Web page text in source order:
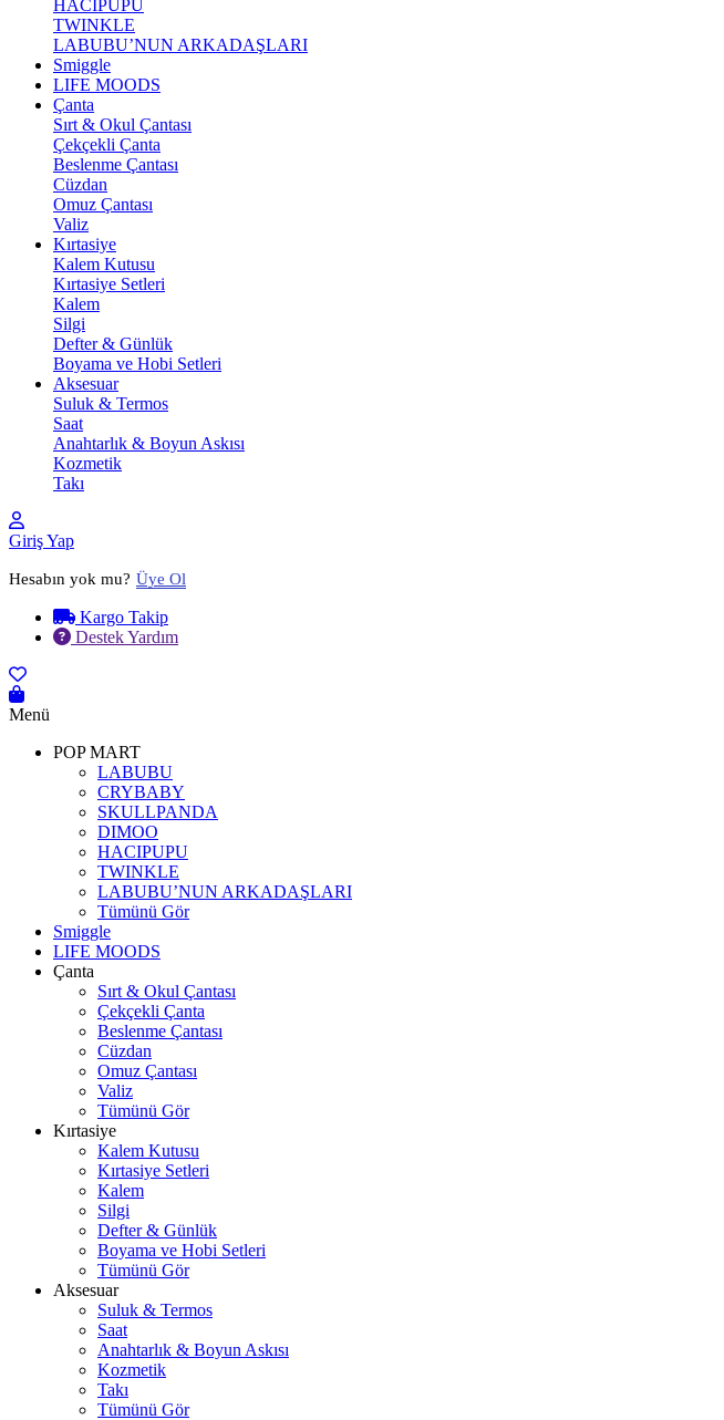
HACIPUPU
TWINKLE
LABUBU’NUN ARKADAŞLARI
Smiggle
LIFE MOODS
Çanta
Sırt & Okul Çantası
Çekçekli Çanta
Beslenme Çantası
Cüzdan
Omuz Çantası
Valiz
Kırtasiye
Kalem Kutusu
Kırtasiye Setleri
Kalem
Silgi
Defter & Günlük
Boyama ve Hobi Setleri
Aksesuar
Suluk & Termos
Saat
Anahtarlık & Boyun Askısı
Kozmetik
Takı
Giriş Yap
Hesabın yok mu? Üye Ol
Kargo Takip
Destek Yardım
Menü
POP MART
LABUBU
CRYBABY
SKULLPANDA
DIMOO
HACIPUPU
TWINKLE
LABUBU’NUN ARKADAŞLARI
Tümünü Gör
Smiggle
LIFE MOODS
Çanta
Sırt & Okul Çantası
Çekçekli Çanta
Beslenme Çantası
Cüzdan
Omuz Çantası
Valiz
Tümünü Gör
Kırtasiye
Kalem Kutusu
Kırtasiye Setleri
Kalem
Silgi
Defter & Günlük
Boyama ve Hobi Setleri
Tümünü Gör
Aksesuar
Suluk & Termos
Saat
Anahtarlık & Boyun Askısı
Kozmetik
Takı
Tümünü Gör